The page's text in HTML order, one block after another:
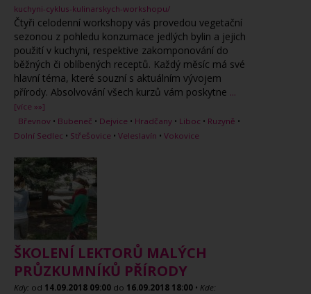
kuchyni-cyklus-kulinarskych-workshopu/
Čtyři celodenní workshopy vás provedou vegetační
sezonou z pohledu konzumace jedlých bylin a jejich
použití v kuchyni, respektive zakomponování do
běžných či oblíbených receptů. Každý měsíc má své
hlavní téma, které souzní s aktuálním vývojem
přírody. Absolvování všech kurzů vám poskytne ...
[více »»]
Břevnov • Bubeneč • Dejvice • Hradčany • Liboc • Ruzyně •
Dolní Sedlec • Střešovice • Veleslavín • Vokovice
ŠKOLENÍ LEKTORŮ MALÝCH
PRŮZKUMNÍKŮ PŘÍRODY
Kdy: od 14.09.2018 09:00 do 16.09.2018 18:00 • Kde: